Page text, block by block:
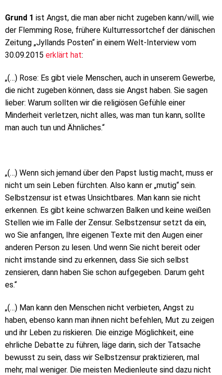
Grund 1 ist Angst, die man aber nicht zugeben kann/will, wie
der Flemming Rose, frühere Kulturressortchef der dänischen
Zeitung „Jyllands Posten“ in einem Welt-Interview vom
30.09.2015 erklärt hat:
„(…) Rose: Es gibt viele Menschen, auch in unserem Gewerbe,
die nicht zugeben können, dass sie Angst haben. Sie sagen
lieber: Warum sollten wir die religiösen Gefühle einer
Minderheit verletzen, nicht alles, was man tun kann, sollte
man auch tun und Ähnliches.“
„(…) Wenn sich jemand über den Papst lustig macht, muss er
nicht um sein Leben fürchten. Also kann er „mutig“ sein.
Selbstzensur ist etwas Unsichtbares. Man kann sie nicht
erkennen. Es gibt keine schwarzen Balken und keine weißen
Stellen wie im Falle der Zensur. Selbstzensur setzt da ein,
wo Sie anfangen, Ihre eigenen Texte mit den Augen einer
anderen Person zu lesen. Und wenn Sie nicht bereit oder
nicht imstande sind zu erkennen, dass Sie sich selbst
zensieren, dann haben Sie schon aufgegeben. Darum geht
es.“
„(…) Man kann den Menschen nicht verbieten, Angst zu
haben, ebenso kann man ihnen nicht befehlen, Mut zu zeigen
und ihr Leben zu riskieren. Die einzige Möglichkeit, eine
ehrliche Debatte zu führen, läge darin, sich der Tatsache
bewusst zu sein, dass wir Selbstzensur praktizieren, mal
mehr, mal weniger. Die meisten Medienleute sind dazu nicht